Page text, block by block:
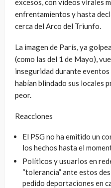
excesos, con videos virales
enfrentamientos y hasta
cerca del Arco del Triunfo.
La imagen de París, ya
(como las del 1 de Mayo),
inseguridad durante
habían blindado sus locales
peor.
Reacciones
El PSG no ha emitido un
los hechos hasta el
Políticos y usuarios en
“tolerancia” ante estos
pedido deportaciones en